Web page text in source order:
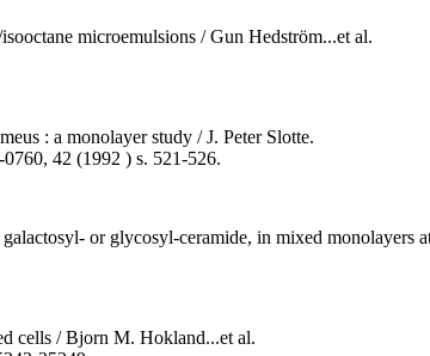
microemulsions / Gun Hedström...et al.
: a monolayer study / J. Peter Slotte.
42 (1992 ) s. 521-526.
or glycosyl-ceramide, in mixed monolayers
cells / Bjorn M. Hokland...et al.